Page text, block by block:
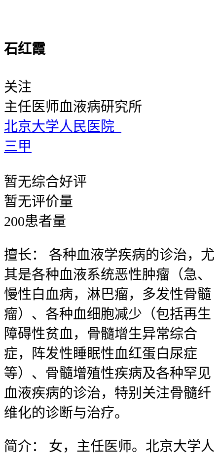
石红霞
关注
主任医师血液病研究所
北京大学人民医院
三甲
暂无综合好评
暂无评价量
200患者量
擅长：
各种血液学疾病的诊治，尤
其是各种血液系统恶性肿瘤（急、
慢性白血病，淋巴瘤，多发性骨髓
瘤）、各种血细胞减少（包括再生
障碍性贫血，骨髓增生异常综合
症，阵发性睡眠性血红蛋白尿症
等）、骨髓增殖性疾病及各种罕见
血液疾病的诊治，特别关注骨髓纤
维化的诊断与治疗。
简介：
女，主任医师。北京大学人